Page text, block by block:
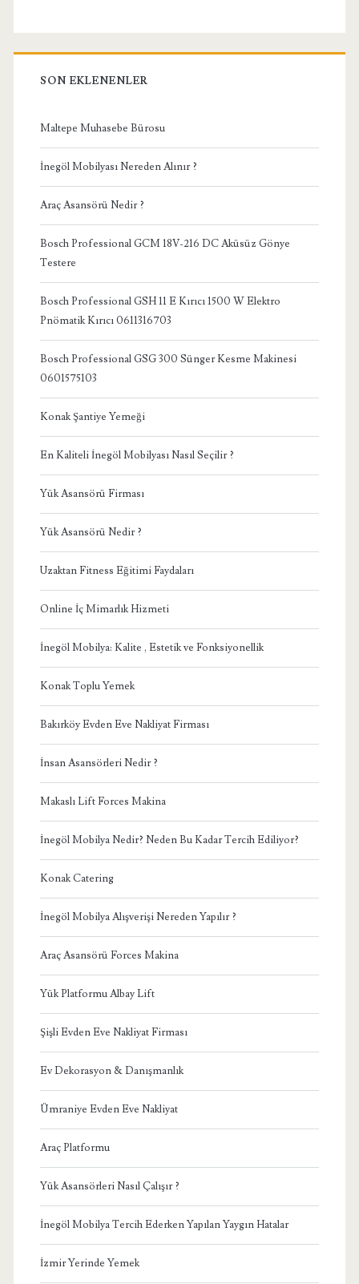
SON EKLENENLER
Maltepe Muhasebe Bürosu
İnegöl Mobilyası Nereden Alınır ?
Araç Asansörü Nedir ?
Bosch Professional GCM 18V-216 DC Aküsüz Gönye
Testere
Bosch Professional GSH 11 E Kırıcı 1500 W Elektro
Pnömatik Kırıcı 0611316703
Bosch Professional GSG 300 Sünger Kesme Makinesi
0601575103
Konak Şantiye Yemeği
En Kaliteli İnegöl Mobilyası Nasıl Seçilir ?
Yük Asansörü Firması
Yük Asansörü Nedir ?
Uzaktan Fitness Eğitimi Faydaları
Online İç Mimarlık Hizmeti
İnegöl Mobilya: Kalite , Estetik ve Fonksiyonellik
Konak Toplu Yemek
Bakırköy Evden Eve Nakliyat Firması
İnsan Asansörleri Nedir ?
Makaslı Lift Forces Makina
İnegöl Mobilya Nedir? Neden Bu Kadar Tercih Ediliyor?
Konak Catering
İnegöl Mobilya Alışverişi Nereden Yapılır ?
Araç Asansörü Forces Makina
Yük Platformu Albay Lift
Şişli Evden Eve Nakliyat Firması
Ev Dekorasyon & Danışmanlık
Ümraniye Evden Eve Nakliyat
Araç Platformu
Yük Asansörleri Nasıl Çalışır ?
İnegöl Mobilya Tercih Ederken Yapılan Yaygın Hatalar
İzmir Yerinde Yemek